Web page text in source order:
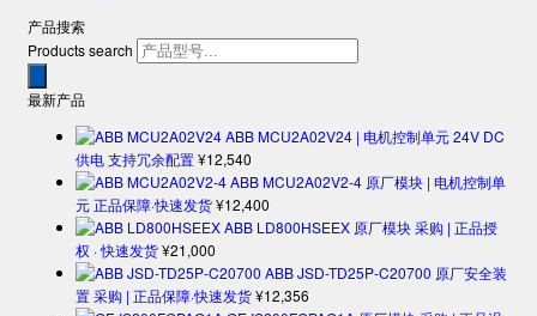
产品搜索
Products search
最新产品
ABB MCU2A02V24 | 电机控制单元 24V DC
供电 支持冗余配置¥12,540
ABB MCU2A02V2-4 原厂模块 | 电机控制单
元 正品保障·快速发货¥12,400
ABB LD800HSEEX 原厂模块 采购 | 正品授
权 · 快速发货¥21,000
ABB JSD-TD25P-C20700 原厂安全装
置 采购 | 正品保障·快速发货¥12,356